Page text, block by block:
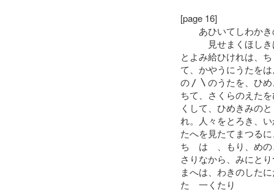
[page 16]
あひいてしわかき
見せまくほしき
とよみ給ひけれは、
て、かやうにうたを
の〳〵のうたを、ひ
ちて、さくらのえた
くして、ひめきみの
れ。人々をとろき、
たへを見たてまつる
ちゝはゝ、もり、め
さりなから、みにと
まへは、わきのした
たゝ一くたり